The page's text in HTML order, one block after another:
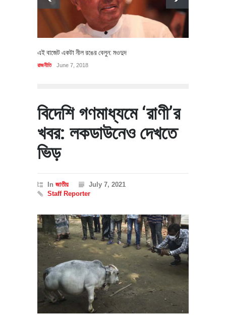
এই বাজেট একটা নীল রঙের বেলুন: মওদুদ
রাজনীতি June 7, 2018
বিদেশি গণমাধ্যমে ‘রাণী’র
খবর: লকডাউনেও দেখতে
ভিড়
In জাতীয়
July 7, 2021
Staff Reporter